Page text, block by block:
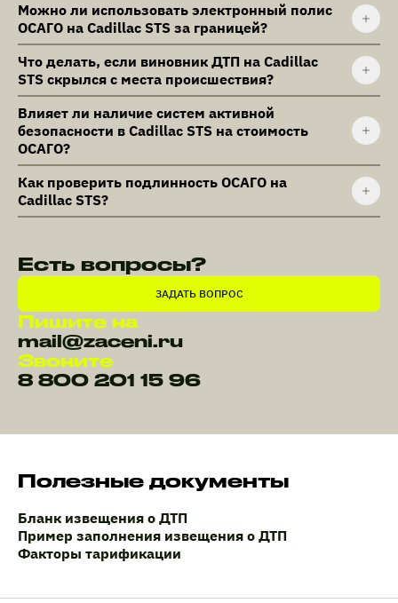
Можно ли использовать электронный полис
ОСАГО на Cadillac STS за границей?
Что делать, если виновник ДТП на Cadillac
STS скрылся с места происшествия?
Влияет ли наличие систем активной
безопасности в Cadillac STS на стоимость
ОСАГО?
Как проверить подлинность ОСАГО на
Cadillac STS?
Есть вопросы?
ЗАДАТЬ ВОПРОС
Пишите на
mail@zaceni.ru
Звоните
8 800 201 15 96
Полезные документы
Бланк извещения о ДТП
Пример заполнения извещения о ДТП
Факторы тарификации